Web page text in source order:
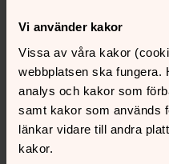
Vi använder kakor
Vissa av våra kakor
webbplatsen ska fungera.
analys och kakor som
samt kakor som används
länkar vidare till andra
kakor.
samarbeta i grupp.
Skolkyrkan
Skolkyrkan är en service
Här kan dina elever
kristendom och det